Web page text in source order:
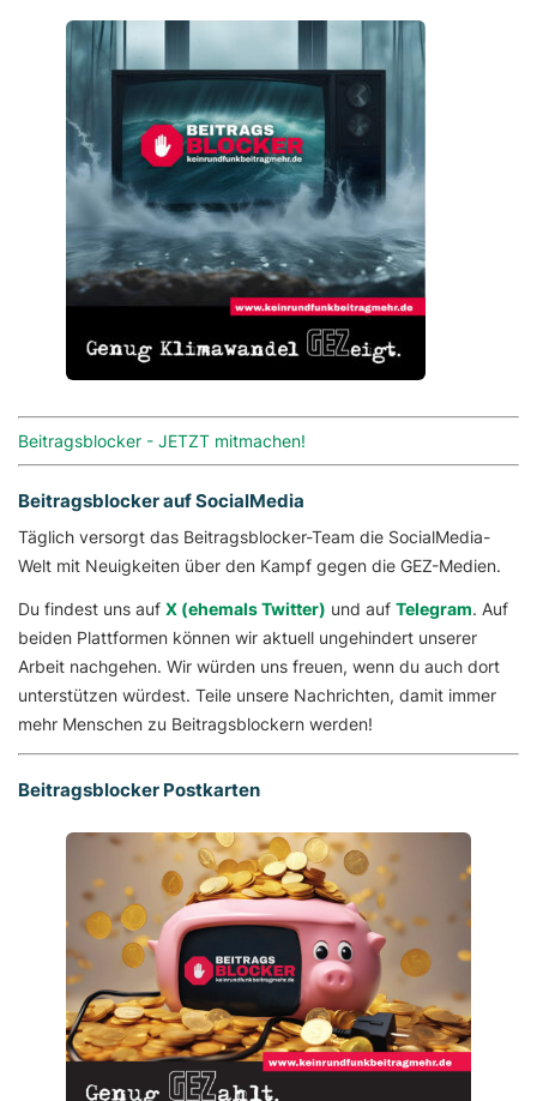
Beitragsblocker - JETZT mitmachen!
Beitragsblocker auf SocialMedia
Täglich versorgt das Beitragsblocker-Team die SocialMedia-
Welt mit Neuigkeiten über den Kampf gegen die GEZ-Medien.
Du findest uns auf X (ehemals Twitter) und auf Telegram. Auf
beiden Plattformen können wir aktuell ungehindert unserer
Arbeit nachgehen. Wir würden uns freuen, wenn du auch dort
unterstützen würdest. Teile unsere Nachrichten, damit immer
mehr Menschen zu Beitragsblockern werden!
Beitragsblocker Postkarten